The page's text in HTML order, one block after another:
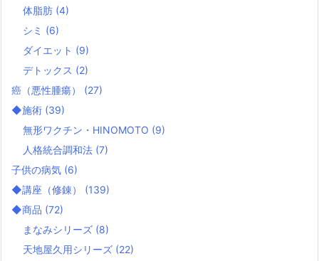
体脂肪 (4)
シミ (6)
ダイエット (9)
デトックス (2)
癌（悪性腫瘍） (27)
◆施術 (39)
無形ワクチン・HINOMOTO (9)
人格統合調和法 (7)
子供の病気 (6)
◆講座（修錬） (139)
◆商品 (72)
まなみシリーズ (8)
天地屋久用シリーズ (22)